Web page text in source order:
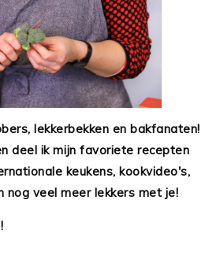
lekkerbekken en bakfanaten!
deel ik mijn favoriete recepten
keukens, kookvideo's,
veel meer lekkers met je!